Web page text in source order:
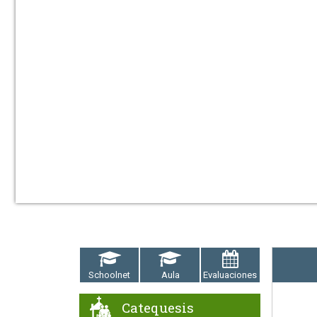
Schoolnet Aula Evaluaciones
Catequesis